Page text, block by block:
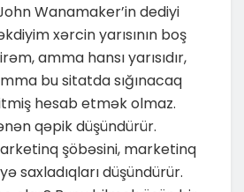
Wanamaker’in dediyi
xərcin yarısının boş
amma hansı yarısıdır,
bu sitatda sığınacaq
hesab etmək olmaz.
qəpik düşündürür.
şöbəsini, marketinq
saxladıqları düşündürür.